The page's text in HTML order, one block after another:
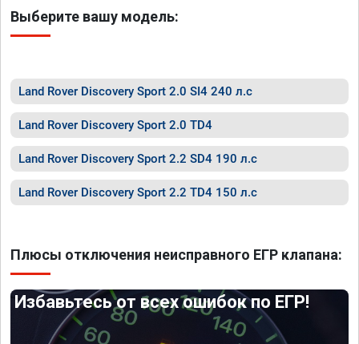
Выберите вашу модель:
Land Rover Discovery Sport 2.0 SI4 240 л.с
Land Rover Discovery Sport 2.0 TD4
Land Rover Discovery Sport 2.2 SD4 190 л.с
Land Rover Discovery Sport 2.2 TD4 150 л.с
Плюсы отключения неисправного ЕГР клапана:
Избавьтесь от всех ошибок по ЕГР!